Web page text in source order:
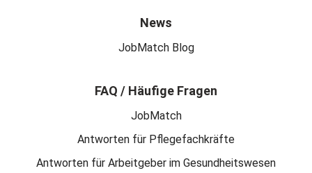
News
JobMatch Blog
FAQ / Häufige Fragen
JobMatch
Antworten für Pflegefachkräfte
Antworten für Arbeitgeber im Gesundheitswesen